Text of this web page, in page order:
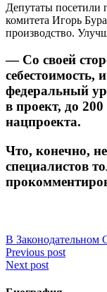
Депутаты посетили
комитета Игорь
производство.
— Со своей
себестоимость,
федеральный
в проект, до
нацпроекта.
Что, конечно,
специалистов
В Законодательном
Навигация
по
Previous post
Next post